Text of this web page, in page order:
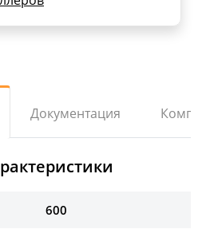
Документация
600